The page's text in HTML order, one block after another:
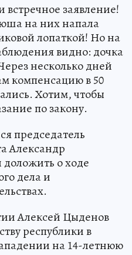
заявление!
на них напала
лопаткой! Но на
видно: дочка
несколько дней
компенсацию в 50
Хотим, чтобы
по закону.
председатель
Александр
о ходе
дела и
Алексей Цыденов
республики в
на 14-летнюю